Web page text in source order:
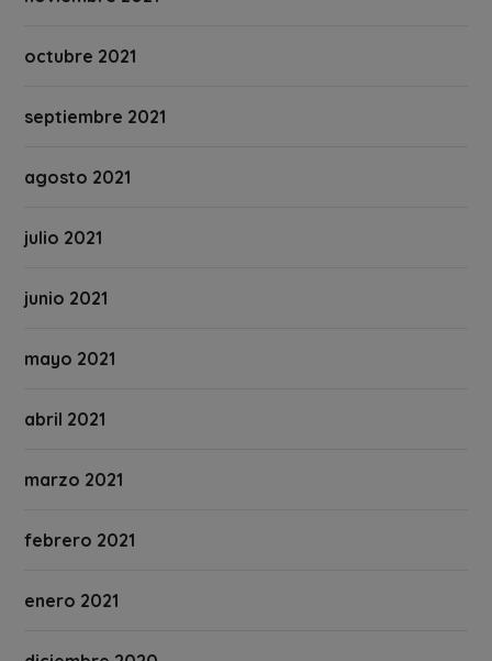
octubre 2021
septiembre 2021
agosto 2021
julio 2021
junio 2021
mayo 2021
abril 2021
marzo 2021
febrero 2021
enero 2021